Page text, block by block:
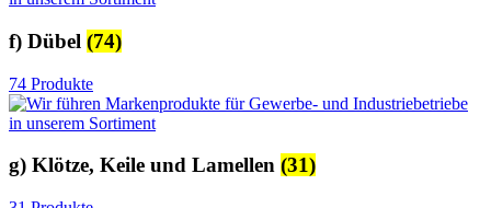
f) Dübel (74)
74 Produkte
g) Klötze, Keile und Lamellen (31)